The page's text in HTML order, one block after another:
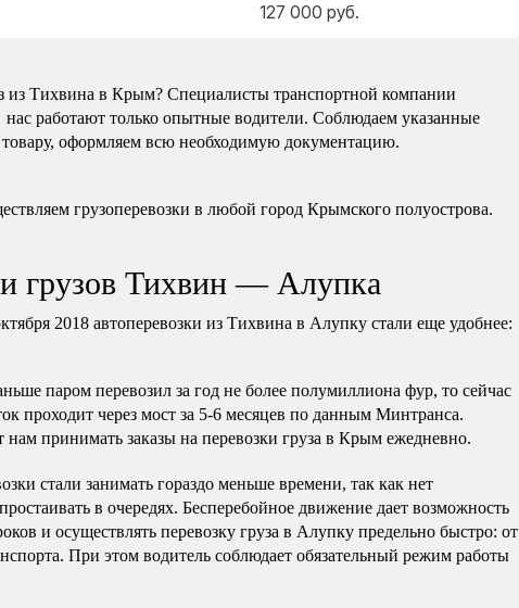
127 000 руб.
из Тихвина в Крым? Специалисты транспортной компании
работают только опытные водители. Соблюдаем указанные
оформляем всю необходимую документацию.
грузоперевозки в любой город Крымского полуострова.
грузов Тихвин — Алупка
2018 автоперевозки из Тихвина в Алупку стали еще удобнее:
паром перевозил за год не более полумиллиона фур, то сейчас
проходит через мост за 5-6 месяцев по данным Минтранса.
нам принимать заказы на перевозки груза в Крым ежедневно.
стали занимать гораздо меньше времени, так как нет
в очередях. Бесперебойное движение дает возможность
и осуществлять перевозку груза в Алупку предельно быстро: от
При этом водитель соблюдает обязательный режим работы